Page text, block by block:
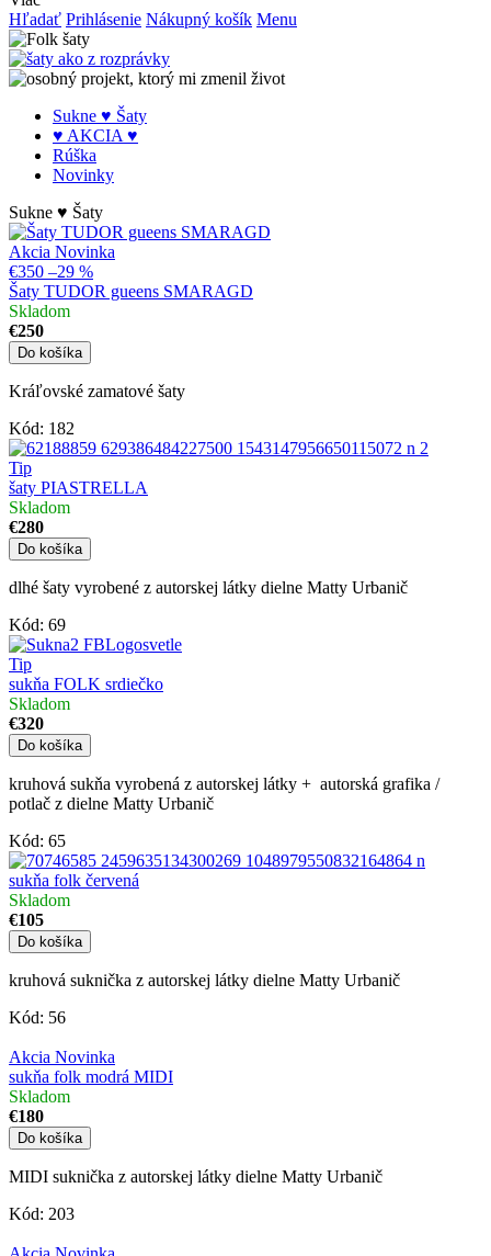
Hľadať Prihlásenie Nákupný košík Menu
Sukne ♥ Šaty
♥ AKCIA ♥
Rúška
Novinky
Sukne ♥ Šaty
Akcia Novinka
€350 –29 %
Šaty TUDOR gueens SMARAGD
Skladom
€250
Do košíka
Kráľovské zamatové šaty
Kód: 182
Tip
šaty PIASTRELLA
Skladom
€280
Do košíka
dlhé šaty vyrobené z autorskej látky dielne Matty Urbanič
Kód: 69
Tip
sukňa FOLK srdiečko
Skladom
€320
Do košíka
kruhová sukňa vyrobená z autorskej látky + autorská grafika /
potlač z dielne Matty Urbanič
Kód: 65
sukňa folk červená
Skladom
€105
Do košíka
kruhová suknička z autorskej látky dielne Matty Urbanič
Kód: 56
Akcia Novinka
sukňa folk modrá MIDI
Skladom
€180
Do košíka
MIDI suknička z autorskej látky dielne Matty Urbanič
Kód: 203